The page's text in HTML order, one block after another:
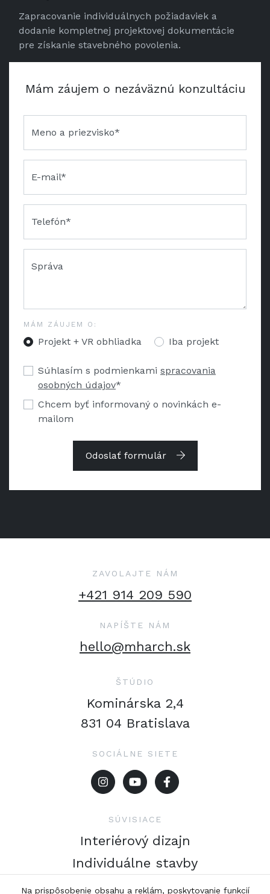
Zapracovanie individuálnych požiadaviek a
dodanie kompletnej projektovej dokumentácie
pre získanie stavebného povolenia.
Mám záujem o nezáväznú konzultáciu
Meno a priezvisko*
E-mail*
Telefón*
Správa
MÁM ZÁUJEM O:
Projekt + VR obhliadka Iba projekt
Súhlasím s podmienkami spracovania
osobných údajov*
Chcem byť informovaný o novinkách e-
mailom
Odoslať formulár
ZAVOLAJTE NÁM
+421 914 209 590
NAPÍŠTE NÁM
hello@mharch.sk
ŠTÚDIO
Kominárska 2,4
831 04 Bratislava
SOCIÁLNE SIETE
SÚVISIACE
Interiérový dizajn
Individuálne stavby
Energetické certifikáty
Na prispôsobenie obsahu a reklám, poskytovanie funkcií